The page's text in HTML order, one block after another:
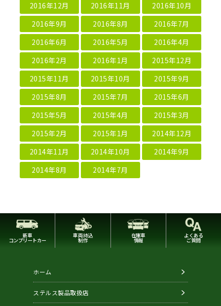
2016年12月
2016年11月
2016年10月
2016年9月
2016年8月
2016年7月
2016年6月
2016年5月
2016年4月
2016年2月
2016年1月
2015年12月
2015年11月
2015年10月
2015年9月
2015年8月
2015年7月
2015年6月
2015年5月
2015年4月
2015年3月
2015年2月
2015年1月
2014年12月
2014年11月
2014年10月
2014年9月
2014年8月
2014年7月
新車
コンプリートカー
車両持込
制作
在庫車
情報
よくある
ご質問
ホーム
ステルス製品取扱店